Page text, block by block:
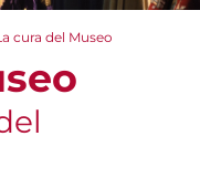
cura del Museo